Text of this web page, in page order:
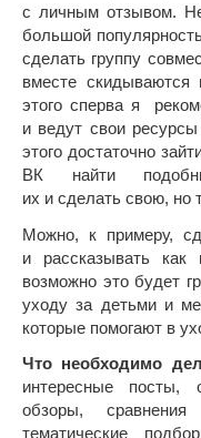
с личным отзывом.
большой
сделать группу
вместе
этого сперва я
и ведут свои
этого достаточно
ВК найти
их и сделать свою, но
Можно, к примеру,
и рассказывать как
возможно это будет
уходу за детьми и
которые помогают в
Что необходимо
интересные посты,
обзоры,
тематические